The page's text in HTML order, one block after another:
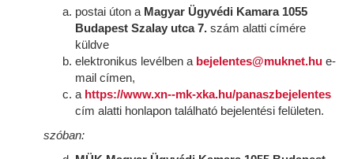
postai úton a Magyar Ügyvédi Kamara 1055
Budapest Szalay utca 7. szám alatti címére
küldve
elektronikus levélben a bejelentes@muknet.hu e-
mail címen,
a https://www.xn--mk-xka.hu/panaszbejelentes
cím alatti honlapon található bejelentési felületen.
szóban: